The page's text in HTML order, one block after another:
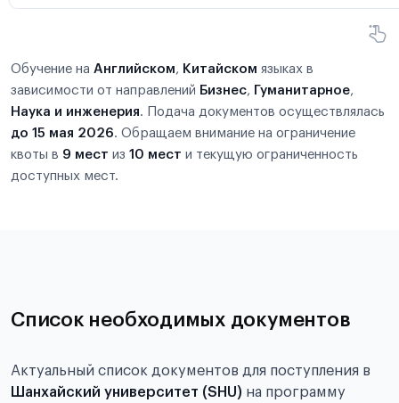
Обучение на Английском, Китайском языках в
зависимости от направлений Бизнес, Гуманитарное,
Наука и инженерия. Подача документов осуществлялась
до 15 мая 2026. Обращаем внимание на ограничение
квоты в 9 мест из 10 мест и текущую ограниченность
доступных мест.
Список необходимых документов
Актуальный список документов для поступления в
Шанхайский университет (SHU) на программу